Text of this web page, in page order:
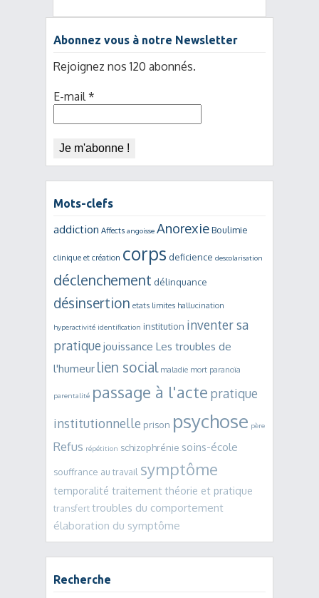
Abonnez vous à notre Newsletter
Rejoignez nos 120 abonnés.
E-mail*
Mots-clefs
addiction Affects angoisse AnorexieBoulimie
clinique et création corps deficience descolarisation
déclenchement délinquance
désinsertion etats limites hallucination
hyperactivité identification institution inventer sa
pratique jouissance Les troubles de
l'humeur lien social maladie mort paranoïa
parentalité passage à l'acte pratique
institutionnelle prison psychose père
Refus répétition schizophrénie soins-école
souffrance au travail symptôme
temporalité traitementthéorie et pratique
transferttroubles du comportement
élaboration du symptôme
Recherche